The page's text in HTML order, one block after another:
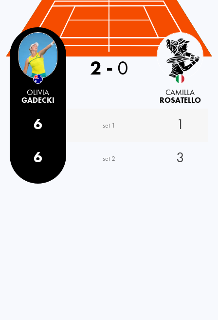
Australia
OLIVIA
GADECKI
2 - 0
CAMILLA
ROSATELLO
6 set 1
1
6
set 2 3